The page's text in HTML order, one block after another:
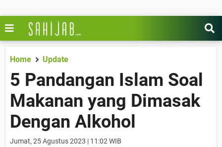
Home Update
5 Pandangan Islam Soal
Makanan yang Dimasak
Dengan Alkohol
Jumat, 25 Agustus 2023 | 11:02 WIB